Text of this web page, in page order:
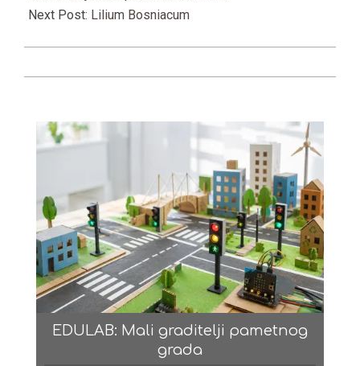
Next Post: Lilium Bosniacum
EDULAB: Mali graditelji pametnog
grada